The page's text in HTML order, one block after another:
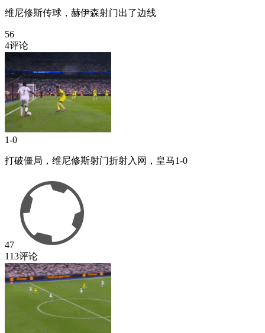
维尼修斯传球，赫伊森射门出了边线
56
4评论
1-0
打破僵局，维尼修斯射门折射入网，皇马1-0
47
113评论